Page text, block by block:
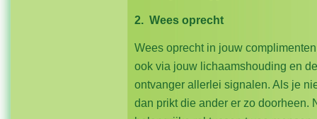
2. Wees oprecht
Wees oprecht in jouw
ook via jouw lichaamshouding en
ontvanger allerlei signalen. Als je
dan prikt die ander er zo doorheen.